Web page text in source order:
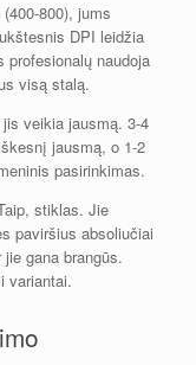
800), jums
DPI leidžia
naudoja
visą stalą.
veikia jausmą. 3-4
jausmą, o 1-2
pasirinkimas.
stiklas. Jie
paviršius absoliučiai
gana brangūs.
variantai.